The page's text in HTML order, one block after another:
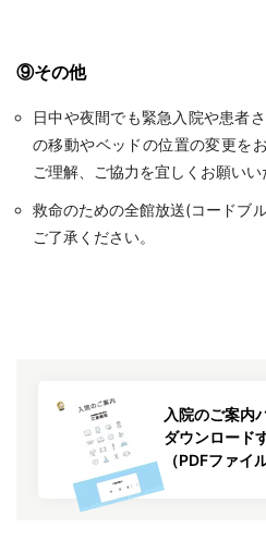
⑨その他
日中や夜間でも緊急入院や患者
の移動やベッドの位置の変更を
ご理解、ご協力を宜しくお願いい
救命のための全館放送(コードブ
ご了承ください。
入院のご案内
ダウンロード
（PDFファイ